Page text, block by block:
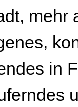
mehr
in